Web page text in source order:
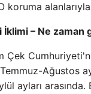
koruma
– Ne zaman
Çek
Ağustos
ayları